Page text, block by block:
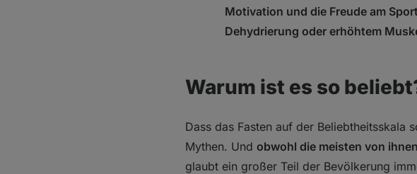
Der Schlüssel zu einem hochwertigen
Was sollte man davon einnehmen?
Motivation und die Freude am
Dehydrierung oder erhöhtem
Warum ist es so
Dass das Fasten auf der Beliebtheitsskala
Mythen. Und obwohl die meisten von
glaubt ein großer Teil der Bevölkerung